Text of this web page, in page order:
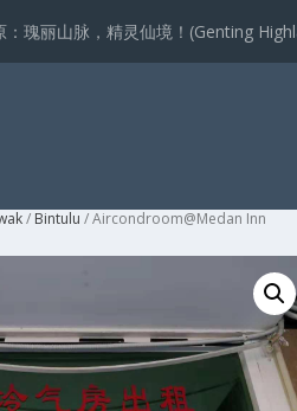
：瑰丽山脉，精灵仙境！(Genting
/ Bintulu / Aircondroom@Medan Inn